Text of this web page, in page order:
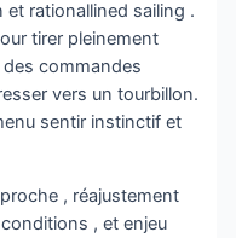
rationallined sailing .
tirer pleinement
commandes
vers un tourbillon.
sentir instinctif et
, réajustement
, et enjeu